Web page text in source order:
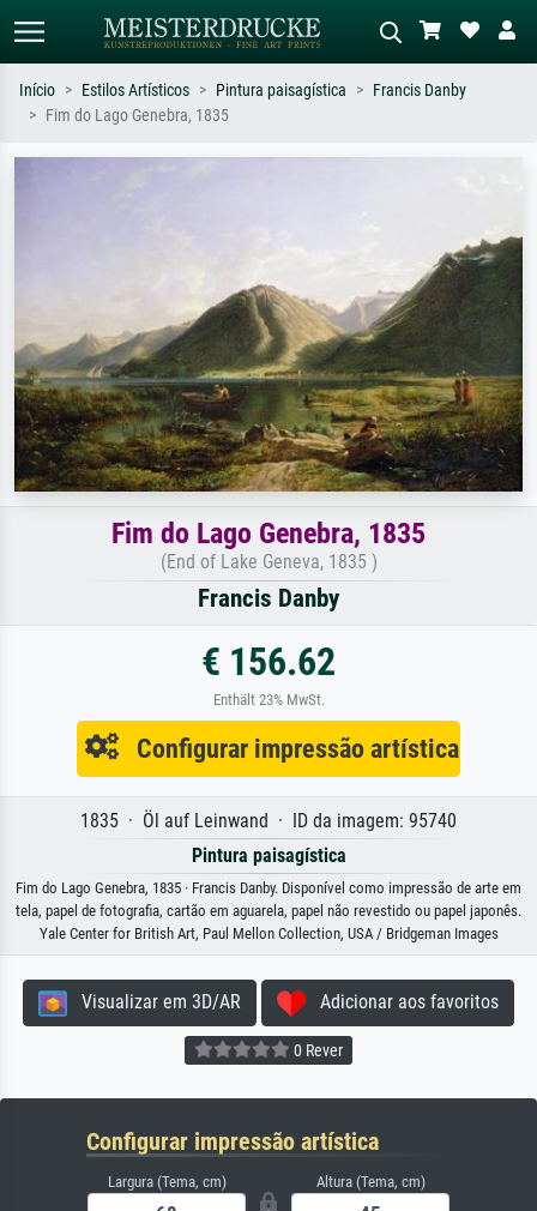
Início Estilos Artísticos Pintura paisagística
Francis Danby
Fim do Lago Genebra, 1835
Fim do Lago Genebra, 1835
(End of Lake Geneva, 1835 )
Francis Danby
€ 156.62
Enthält 23% MwSt.
Configurar impressão artística
1835 · Öl auf Leinwand · ID da imagem: 95740
Pintura paisagística
Fim do Lago Genebra, 1835 · Francis Danby. Disponível como impressão de arte em
tela, papel de fotografia, cartão em aguarela, papel não revestido ou papel japonês.
Yale Center for British Art, Paul Mellon Collection, USA / Bridgeman Images
Visualizar em 3D/AR Adicionar aos favoritos
0 Rever
Configurar impressão artística
Largura (Tema, cm) Altura (Tema, cm)